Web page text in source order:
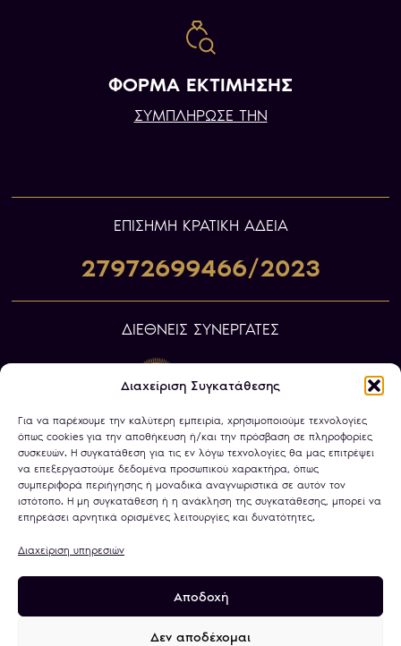
Διαχείριση Συγκατάθεσης
Για να παρέχουμε την καλύτερη εμπειρία, χρησιμοποιούμε τεχνολογίες
όπως cookies για την αποθήκευση ή/και την πρόσβαση σε πληροφορίες
συσκευών. Η συγκατάθεση για τις εν λόγω τεχνολογίες θα μας επιτρέψει
να επεξεργαστούμε δεδομένα προσωπικού χαρακτήρα, όπως
συμπεριφορά περιήγησης ή μοναδικά αναγνωριστικά σε αυτόν τον
ιστότοπο. Η μη συγκατάθεση ή η ανάκληση της συγκατάθεσης, μπορεί να
επηρεάσει αρνητικά ορισμένες λειτουργίες και δυνατότητες.
Διαχείριση υπηρεσιών
Αποδοχή
Δεν αποδέχομαι
ΦΟΡΜΑ ΕΚΤΙΜΗΣΗΣ
ΣΥΜΠΛΗΡΩΣΕ ΤΗΝ
ΕΠIΣΗΜΗ ΚΡΑΤΙΚΗ ΑΔΕΙΑ
27972699466/2023
ΔΙΕΘΝΕΙΣ ΣΥΝΕΡΓΑΤΕΣ
Πολιτική Απορρήτου
Όροι Χρήσης
Χρήση Cookies
Τραπεζικοί Λογαριασμοί